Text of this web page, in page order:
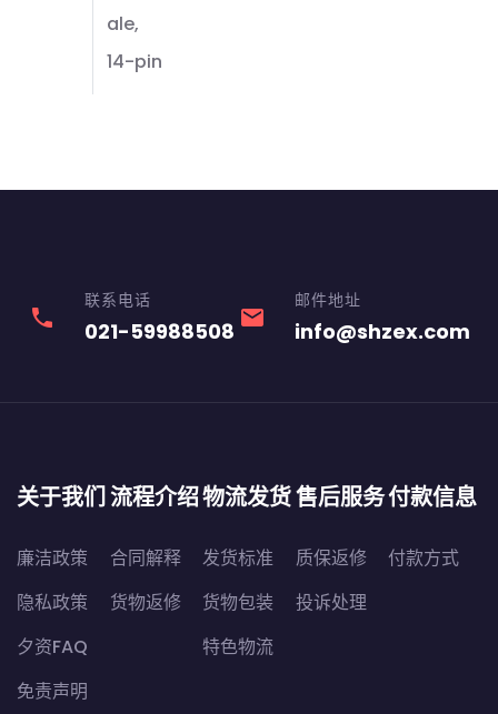
ale,
14-pin
phone
联系电话
021-59988508 email
邮件地址
info@shzex.com
关于我们
廉洁政策
隐私政策
夕资FAQ
免责声明
流程介绍
合同解释
货物返修
物流发货
发货标准
货物包装
特色物流
售后服务
质保返修
投诉处理
付款信息
付款方式